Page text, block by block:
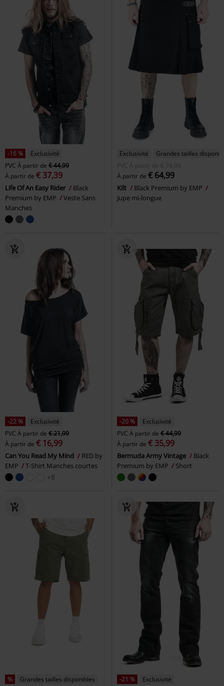
-16 %
Exclusivité
PVC À partir de € 44,99
À partir de € 37,39
Life Of An Easy Rider
Black
Premium by EMP
Veste Sans
Manches
Exclusivité
Grandes tailles
PVC
À partir de € 74,99
À partir de € 64,99
Kilt
Black Premium by EMP
Jupe mi-longue
-22 %
Exclusivité
PVC À partir de € 21,99
À partir de € 16,99
Can You Read My Mind
RED by
EMP
T-Shirt Manches courtes
+8
-20 %
Exclusivité
PVC À partir de € 44,99
À partir de € 35,99
Bermuda Army Vintage
Black
Premium by EMP
Short
% Grandes tailles disponibles -21 %
Exclusivité